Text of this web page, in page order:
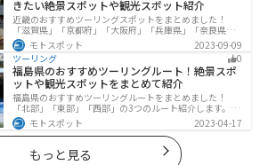
きたい絶景スポットや観光スポット紹介
近畿のおすすめツーリングスポットをまとめました！
「滋賀県」「京都府」「大阪府」「兵庫県」「奈良県」
「和歌山」の各県の観光地紹介します。自然豊かな山々
や湖、温泉地が点在し、四季折々の景色を楽しめるスポ
ットが多数あります。バイクで近畿にツーリングに行く
際は参考にしてください。
モトスポット
2023-09-09
ツーリング
0
福島県のおすすめツーリングルート！絶景スポ
ットや観光スポットをまとめて紹介
福島県のおすすめツーリングルートをまとめました！
「北部」「東部」「西部」の3つのルート紹介します。内
陸部には山々が連なり、海岸線は太平洋に面してるので
観光スポットが多数あります。バイクで福島県にツーリ
ングに行く際は参考にしてください。
モトスポット 2023-04-17
もっと見る